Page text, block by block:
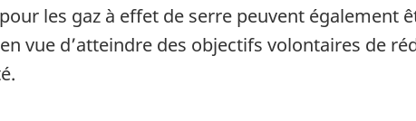
les gaz à effet de serre peuvent également
vue d’atteindre des objectifs volontaires de